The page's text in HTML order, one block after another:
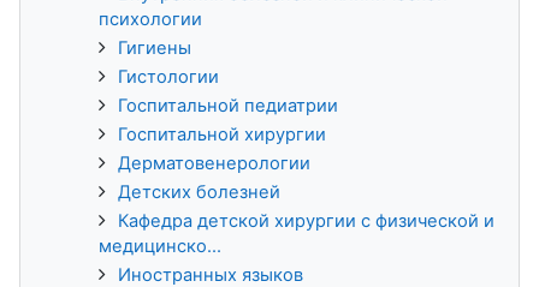
психологии
Гигиены
Гистологии
Госпитальной педиатрии
Госпитальной хирургии
Дерматовенерологии
Детских болезней
Кафедра детской хирургии с физической и
медицинско...
Иностранных языков